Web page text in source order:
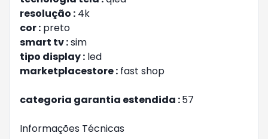
resolução : 4k
cor : preto
smart tv :sim
tipo display : led
marketplacestore : fast shop
categoria garantia estendida :57
Informações Técnicas